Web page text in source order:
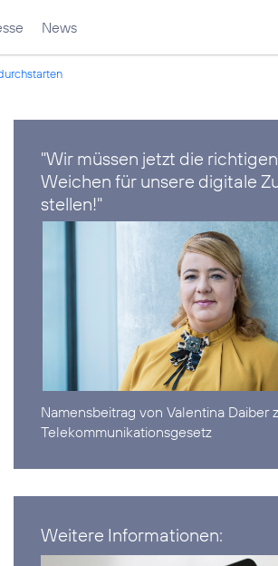
News
"Wir müssen jetzt die richtigen
Weichen für unsere digitale
stellen!"
Namensbeitrag von Valentina Daiber
Telekommunikationsgesetz
Weitere Informationen: